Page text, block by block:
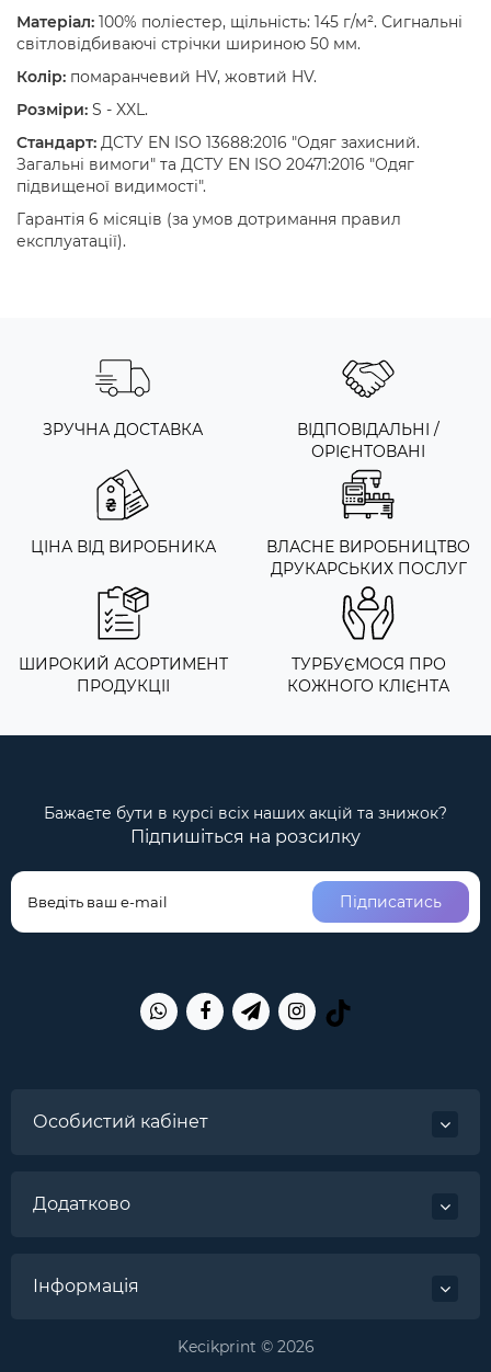
Матеріал: 100% поліестер, щільність: 145 г/м². Сигнальні
світловідбиваючі стрічки шириною 50 мм.
Колір: помаранчевий HV, жовтий HV.
Розміри: S - XXL.
Стандарт: ДСТУ EN ISO 13688:2016 "Одяг захисний.
Загальні вимоги" та ДСТУ EN ISO 20471:2016 "Одяг
підвищеної видимості".
Гарантія 6 місяців (за умов дотримання правил
експлуатації).
ЗРУЧНА ДОСТАВКА
ВІДПОВІДАЛЬНІ /
ОРІЄНТОВАНІ
ЦІНА ВІД ВИРОБНИКА
ВЛАСНЕ ВИРОБНИЦТВО
ДРУКАРСЬКИХ ПОСЛУГ
ШИРОКИЙ АСОРТИМЕНТ
ПРОДУКЦІІ
ТУРБУЄМОСЯ ПРО
КОЖНОГО КЛІЄНТА
Бажаєте бути в курсі всіх наших акцій та знижок?
Підпишіться на розсилку
Підписатись
Особистий кабінет
Додатково
Інформація
Kecikprint © 2026